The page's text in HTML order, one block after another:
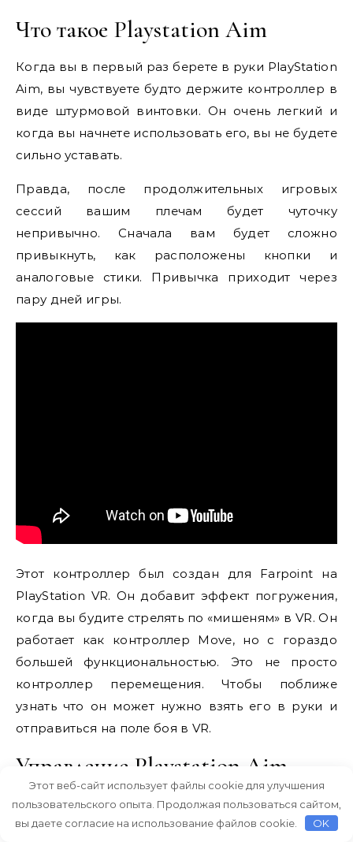
Что такое Playstation Aim
Когда вы в первый раз берете в руки PlayStation
Aim, вы чувствуете будто держите контроллер в
виде штурмовой винтовки. Он очень легкий и
когда вы начнете использовать его, вы не будете
сильно уставать.
Правда, после продолжительных игровых
сессий вашим плечам будет чуточку
непривычно. Сначала вам будет сложно
привыкнуть, как расположены кнопки и
аналоговые стики. Привычка приходит через
пару дней игры.
Этот контроллер был создан для Farpoint на
PlayStation VR. Он добавит эффект погружения,
когда вы будите стрелять по «мишеням» в VR. Он
работает как контроллер Move, но с гораздо
большей функциональностью. Это не просто
контроллер перемещения. Чтобы поближе
узнать что он может нужно взять его в руки и
отправиться на поле боя в VR.
Управление Playstation Aim
PlayStation Aim имеет те же самые кнопки, что и
обычный контроллер DualShock 4 — L1, L2, R1, R2,
Этот веб-сайт использует файлы cookie для улучшения
пользовательского опыта. Продолжая пользоваться сайтом,
вы даете согласие на использование файлов cookie.
OK